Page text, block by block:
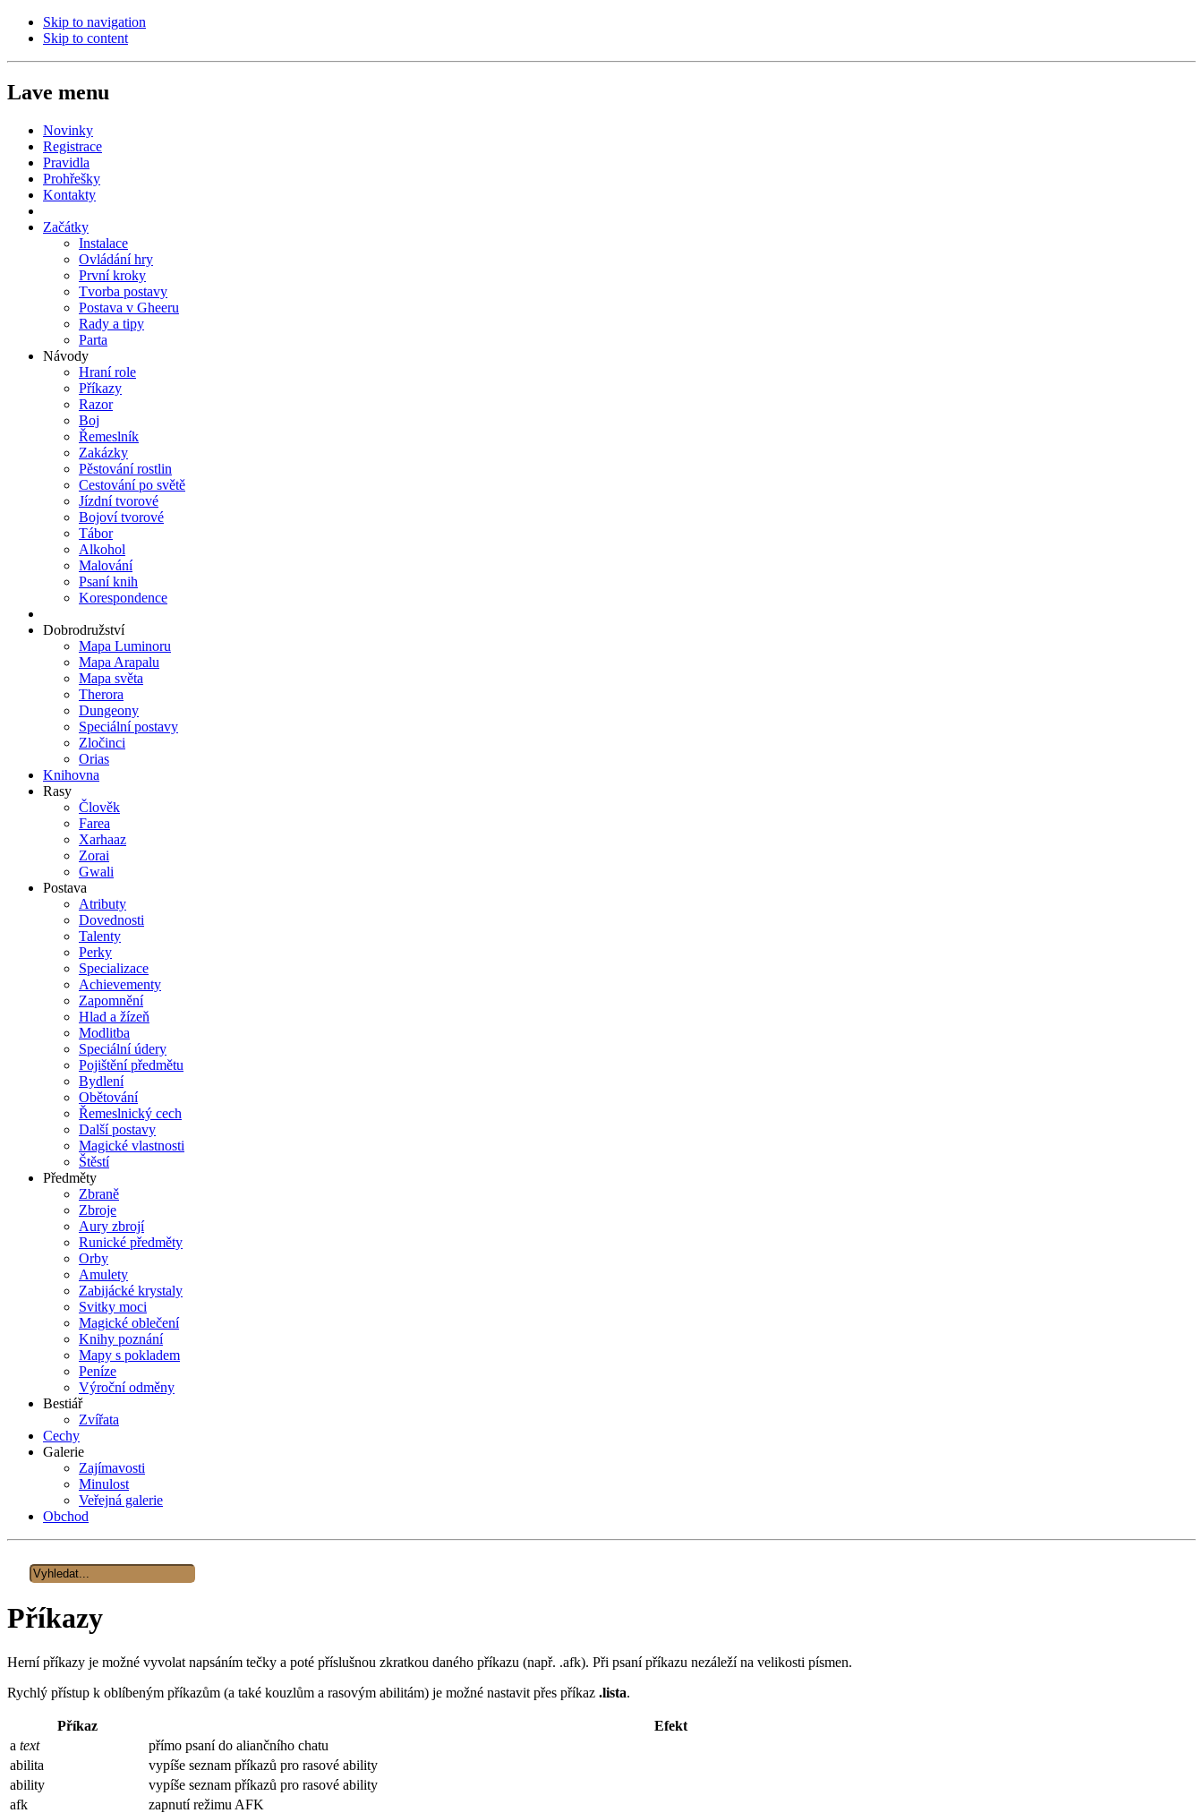
Skip to navigation
Skip to content
Lave menu
Novinky
Registrace
Pravidla
Prohřešky
Kontakty
Začátky
Instalace
Ovládání hry
První kroky
Tvorba postavy
Postava v Gheeru
Rady a tipy
Parta
Návody
Hraní role
Příkazy
Razor
Boj
Řemeslník
Zakázky
Pěstování rostlin
Cestování po světě
Jízdní tvorové
Bojoví tvorové
Tábor
Alkohol
Malování
Psaní knih
Korespondence
Dobrodružství
Mapa Luminoru
Mapa Arapalu
Mapa světa
Therora
Dungeony
Speciální postavy
Zločinci
Orias
Knihovna
Rasy
Člověk
Farea
Xarhaaz
Zorai
Gwali
Postava
Atributy
Dovednosti
Talenty
Perky
Specializace
Achievementy
Zapomnění
Hlad a žízeň
Modlitba
Speciální údery
Pojištění předmětu
Bydlení
Obětování
Řemeslnický cech
Další postavy
Magické vlastnosti
Štěstí
Předměty
Zbraně
Zbroje
Aury zbrojí
Runické předměty
Orby
Amulety
Zabijácké krystaly
Svitky moci
Magické oblečení
Knihy poznání
Mapy s pokladem
Peníze
Výroční odměny
Bestiář
Zvířata
Cechy
Galerie
Zajímavosti
Minulost
Veřejná galerie
Obchod
Příkazy
Herní příkazy je možné vyvolat napsáním tečky a poté příslušnou zkratkou daného příkazu (např. .afk). Při psaní příkazu nezáleží na velikosti písmen.
Rychlý přístup k oblíbeným příkazům (a také kouzlům a rasovým abilitám) je možné nastavit přes příkaz .lista.
Příkaz
Efekt
a text
přímo psaní do aliančního chatu
abilita
vypíše seznam příkazů pro rasové ability
ability
vypíše seznam příkazů pro rasové ability
afk
zapnutí režimu AFK